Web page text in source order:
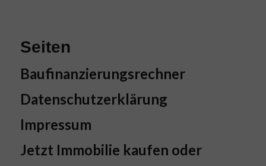
Seiten
Baufinanzierungsrechner
Datenschutzerklärung
Impressum
Jetzt Immobilie kaufen oder